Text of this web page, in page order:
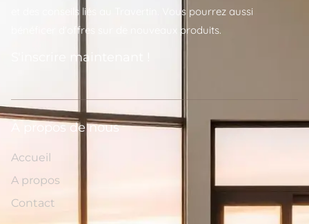
et des conseils liés au Travertin. Vous pourrez aussi
bénéficer d'offres sur de nouveaux produits.
S'inscrire maintenant !
A propos de nous
Accueil
A propos
Contact